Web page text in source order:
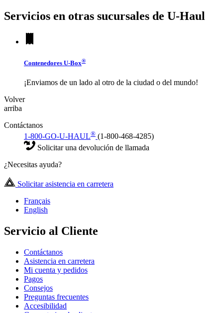
Servicios en otras sucursales de U-Haul
Contenedores U-Box®
¡Enviamos de un lado al otro de la ciudad o del mundo!
Volver
arriba
Contáctanos
1-800-GO-U-HAUL® (1-800-468-4285)
Solicitar una devolución de llamada
¿Necesitas ayuda?
Solicitar asistencia en carretera
Français
English
Servicio al Cliente
Contáctanos
Asistencia en carretera
Mi cuenta y pedidos
Pagos
Consejos
Preguntas frecuentes
Accesibilidad